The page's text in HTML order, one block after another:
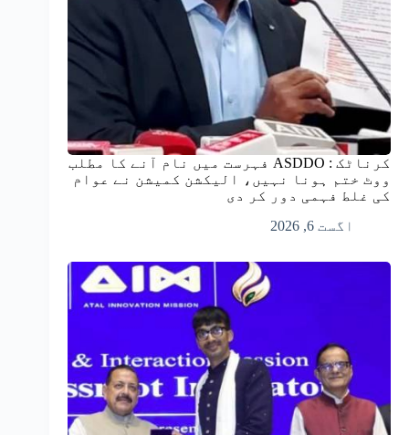
کرناٹک : ASDDO فہرست میں نام آنے کا مطلب
ووٹ ختم ہونا نہیں، الیکشن کمیشن نے عوام
کی غلط فہمی دور کر دی
اگست 6, 2026